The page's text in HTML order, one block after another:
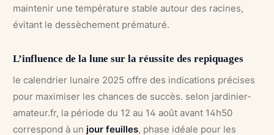
maintenir une température stable autour des racines,
évitant le dessèchement prématuré.
L’influence de la lune sur la réussite des repiquages
le calendrier lunaire 2025 offre des indications précises
pour maximiser les chances de succès. selon jardinier-
amateur.fr, la période du 12 au 14 août avant 14h50
correspond à un jour feuilles, phase idéale pour les